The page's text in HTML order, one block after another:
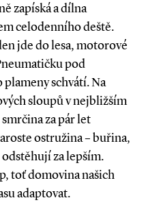
zapíská a dílna
celodenního deště.
jde do lesa, motorové
pod
plameny schvátí. Na
sloupů v nejbližším
za pár let
ostružina – buřina,
odstěhují za lepším.
toť domovina našich
adaptovat.